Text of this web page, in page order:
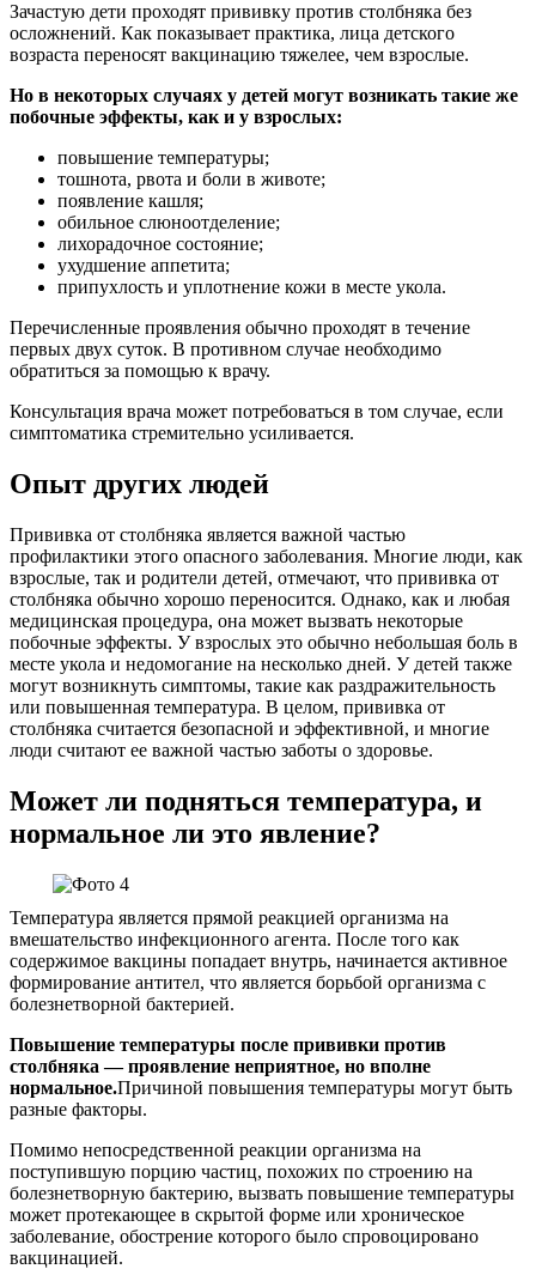
Зачастую дети проходят прививку против столбняка без
осложнений. Как показывает практика, лица детского
возраста переносят вакцинацию тяжелее, чем взрослые.
Но в некоторых случаях у детей могут возникать такие же
побочные эффекты, как и у взрослых:
повышение температуры;
тошнота, рвота и боли в животе;
появление кашля;
обильное слюноотделение;
лихорадочное состояние;
ухудшение аппетита;
припухлость и уплотнение кожи в месте укола.
Перечисленные проявления обычно проходят в течение
первых двух суток. В противном случае необходимо
обратиться за помощью к врачу.
Консультация врача может потребоваться в том случае, если
симптоматика стремительно усиливается.
Опыт других людей
Прививка от столбняка является важной частью
профилактики этого опасного заболевания. Многие люди, как
взрослые, так и родители детей, отмечают, что прививка от
столбняка обычно хорошо переносится. Однако, как и любая
медицинская процедура, она может вызвать некоторые
побочные эффекты. У взрослых это обычно небольшая боль в
месте укола и недомогание на несколько дней. У детей также
могут возникнуть симптомы, такие как раздражительность
или повышенная температура. В целом, прививка от
столбняка считается безопасной и эффективной, и многие
люди считают ее важной частью заботы о здоровье.
Может ли подняться температура, и
нормальное ли это явление?
Температура является прямой реакцией организма на
вмешательство инфекционного агента. После того как
содержимое вакцины попадает внутрь, начинается активное
формирование антител, что является борьбой организма с
болезнетворной бактерией.
Повышение температуры после прививки против
столбняка — проявление неприятное, но вполне
нормальное.Причиной повышения температуры могут быть
разные факторы.
Помимо непосредственной реакции организма на
поступившую порцию частиц, похожих по строению на
болезнетворную бактерию, вызвать повышение температуры
может протекающее в скрытой форме или хроническое
заболевание, обострение которого было спровоцировано
вакцинацией.